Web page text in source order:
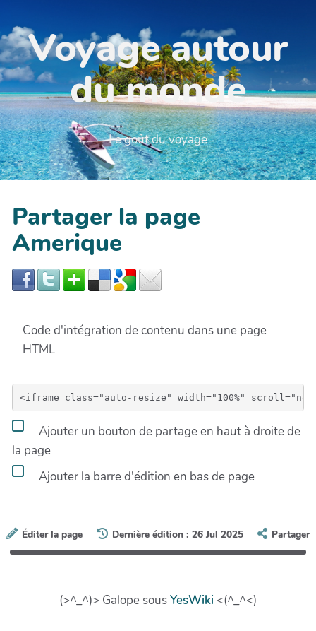
Voyage autour
du monde
Le goût du voyage
Partager la page
Amerique
Code d'intégration de contenu dans une page
HTML
Ajouter un bouton de partage en haut à droite de
la page
Ajouter la barre d'édition en bas de page
Éditer la page Dernière édition : 26 Jul 2025 Partager
(>^_^)> Galope sousYesWiki <(^_^<)